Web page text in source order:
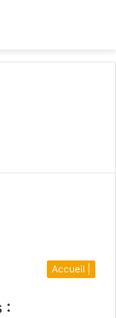
Accueil |
: